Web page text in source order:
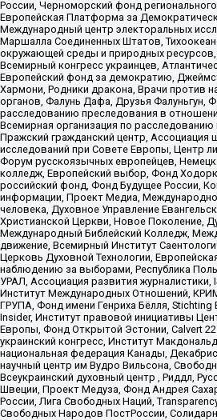
России, Черноморский фонд
Европейская Платформа за
Международный центр электоральных
Маршалла Соединенных Штатов,
окружающей среды и природных ресурсов,
Всемирный конгресс украинцев,
Европейский фонд за демократию,
Хармони, Родники дракона, Врачи против
органов, Фалунь Дафа, Друзья Фалуньгун,
расследованию преследования в
Всемирная организация по расследованию
Пражский гражданский центр, Ассоциация
исследований при Совете Европы, Центр
Форум русскоязычных европейцев,
колледж, Европейский выбор, Фонд
российский фонд, Фонд Будущее России,
информации, Проект Медиа,
человека, Духовное Управление
Христианской Церкви, Новое Поколение,
Международный Библейский Колледж,
движение, Всемирный Институт
Церковь Духовной Технологии,
наблюдению за выборами, Республика
УРАЛ, Ассоциация развития
Институт Международных Отношений,
ГРУПА, Фонд имени Генриха Бёлля, Stichting
Insider, Институт правовой инициативы
Европы, Фонд Открытой Эстонии, Calvert
украинский конгресс, Институт
национальная федерация Канады,
научный центр им Вудро Вильсона,
Всеукраинский духовный центр , Риддл,
Швеции, Проект Медуза, Фонд Андрея
России, Лига Свободных Наций,
Свободных Народов ПостРоссии,